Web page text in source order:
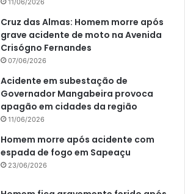
Cruz das Almas: Homem morre após
grave acidente de moto na Avenida
Crisógno Fernandes
07/06/2026
Acidente em subestação de
Governador Mangabeira provoca
apagão em cidades da região
11/06/2026
Homem morre após acidente com
espada de fogo em Sapeaçu
23/06/2026